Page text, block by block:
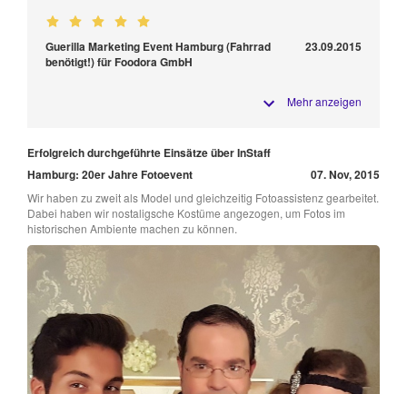
Guerilla Marketing Event Hamburg (Fahrrad
benötigt!) für Foodora GmbH
23.09.2015
Mehr anzeigen
Erfolgreich durchgeführte Einsätze über InStaff
Hamburg: 20er Jahre Fotoevent
07. Nov, 2015
Wir haben zu zweit als Model und gleichzeitig Fotoassistenz gearbeitet.
Dabei haben wir nostaligsche Kostüme angezogen, um Fotos im
historischen Ambiente machen zu können.